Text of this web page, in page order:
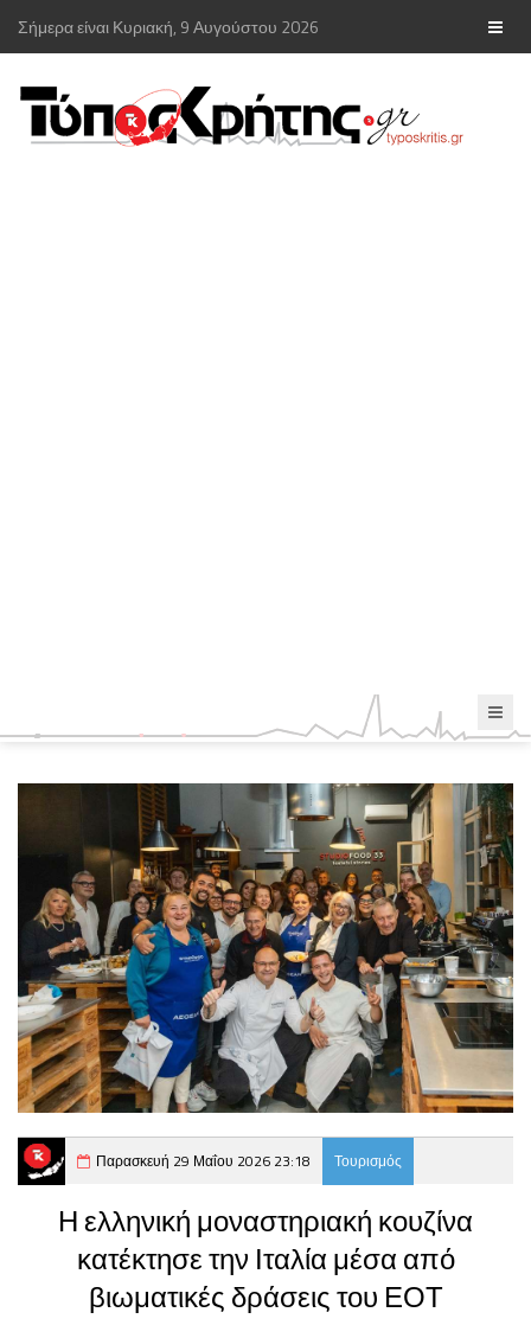
Σήμερα είναι Κυριακή, 9 Αυγούστου 2026
Παρασκευή 29 Μαΐου 2026 23:18 Τουρισμός
Η ελληνική μοναστηριακή κουζίνα
κατέκτησε την Ιταλία μέσα από
βιωματικές δράσεις του ΕΟΤ